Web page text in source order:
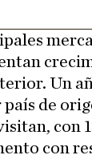
Un
de
con
con